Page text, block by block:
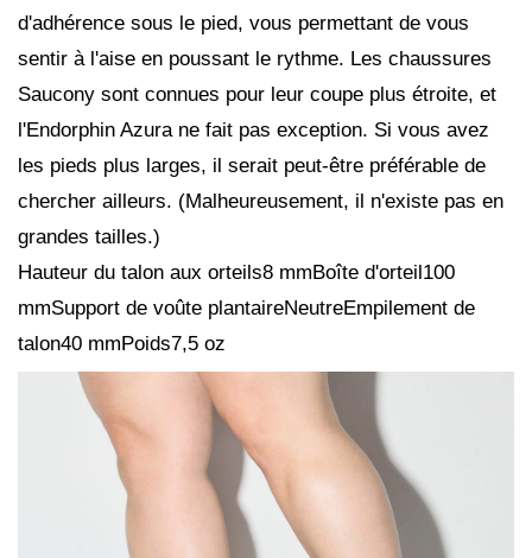
d'adhérence sous le pied, vous permettant de vous
sentir à l'aise en poussant le rythme. Les chaussures
Saucony sont connues pour leur coupe plus étroite, et
l'Endorphin Azura ne fait pas exception. Si vous avez
les pieds plus larges, il serait peut-être préférable de
chercher ailleurs. (Malheureusement, il n'existe pas en
grandes tailles.)
Hauteur du talon aux orteils8 mmBoîte d'orteil100
mmSupport de voûte plantaireNeutreEmpilement de
talon40 mmPoids7,5 oz